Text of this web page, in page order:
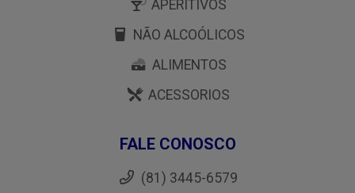
APERITIVOS
NÃO ALCOÓLICOS
ALIMENTOS
ACESSORIOS
FALE CONOSCO
(81) 3445-6579